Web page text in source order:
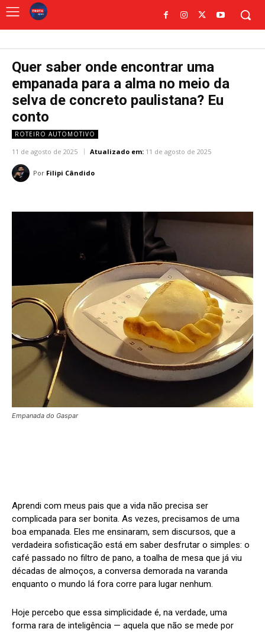
Quer saber onde encontrar uma
empanada para a alma no meio da
selva de concreto paulistana? Eu
conto
ROTEIRO AUTOMOTIVO
11 de agosto de 2025 Atualizado em: 11 de agosto de 2025
Por Filipi Cândido
Empanada do Gaspar
Aprendi com meus pais que a vida não precisa ser
complicada para ser bonita. As vezes, precisamos de uma
boa empanada. Eles me ensinaram, sem discursos, que a
verdadeira sofisticação está em saber desfrutar o simples: o
café passado no filtro de pano, a toalha de mesa que já viu
décadas de almoços, a conversa demorada na varanda
enquanto o mundo lá fora corre para lugar nenhum.
Hoje percebo que essa simplicidade é, na verdade, uma
forma rara de inteligência — aquela que não se mede por